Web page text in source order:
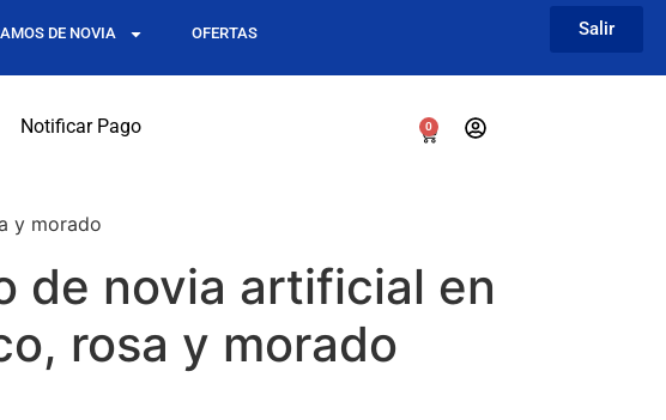
DE NOVIA OFERTAS Salir
Notificar Pago 0
y morado
de novia artificial en
rosa y morado